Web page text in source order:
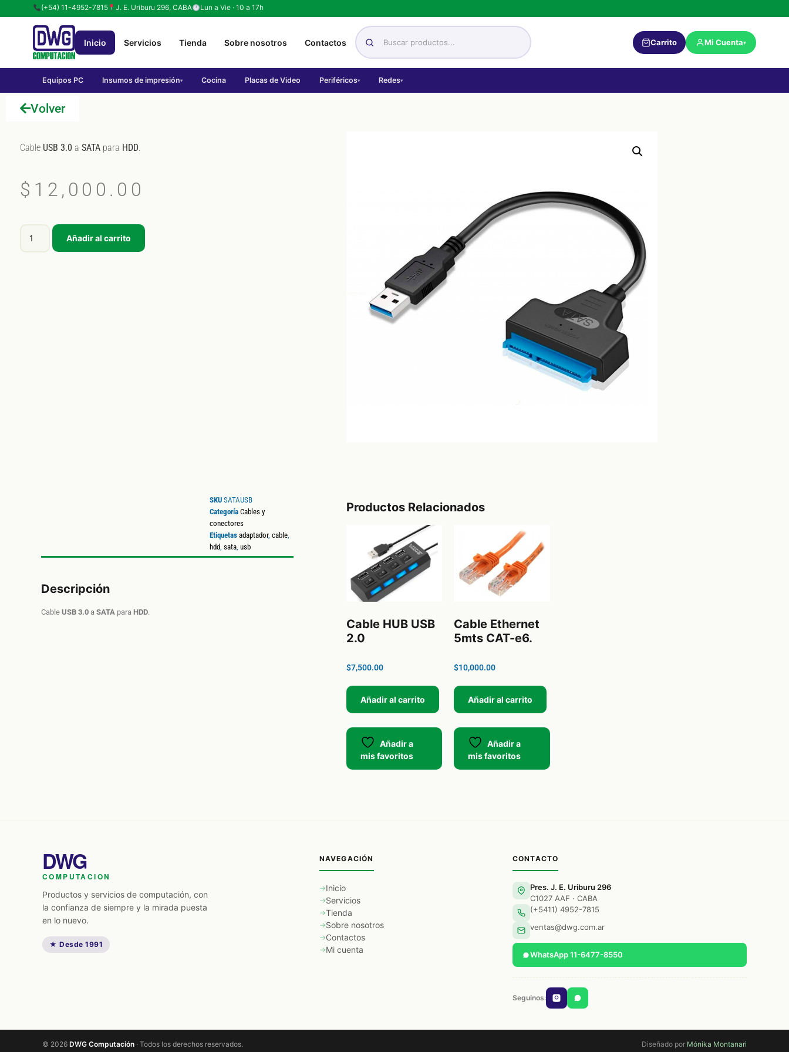
(+54) 11-4952-7815 J. E. Uriburu 296, CABA Lun a Vie · 10 a 17h
Inicio Servicios Tienda Sobre nosotros Contactos Carrito Mi Cuenta▾
Equipos PC Insumos de impresión▾ Cocina Placas de Video Periféricos▾ Redes▾
Volver
Cable USB 3.0 aSATA para HDD
$ 12,000.00
Añadir al carrito
SKU SATAUSB
Categoría Cables y
conectores
Etiquetas adaptador, cable,
hdd, sata, usb
Descripción
Cable USB 3.0 a SATA para HDD.
Productos Relacionados
Cable HUB USB
2.0
$7,500.00
Añadir al carrito
Añadir a
mis favoritos
Cable Ethernet
5mts CAT-e6.
$10,000.00
Añadir al carrito
Añadir a
mis favoritos
DWG
COMPUTACION
Productos y servicios de computación, con
la confianza de siempre y la mirada puesta
en lo nuevo.
★ Desde 1991
NAVEGACIÓN
Inicio
Servicios
Tienda
Sobre nosotros
Contactos
Mi cuenta
CONTACTO
Pres. J. E. Uriburu 296
C1027 AAF · CABA
(+5411) 4952-7815
ventas@dwg.com.ar
WhatsApp 11-6477-8550
Seguinos:
© 2026 DWG Computación · Todos los derechos reservados. Diseñado por Mónika Montanari